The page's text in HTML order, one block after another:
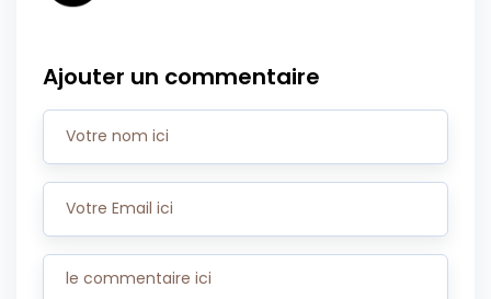
Ajouter un commentaire